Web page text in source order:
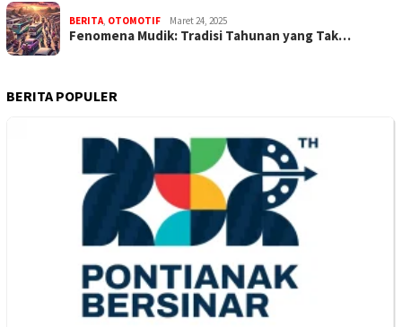
BERITA, OTOMOTIF Maret 24, 2025
Fenomena Mudik: Tradisi Tahunan yang Tak…
BERITA POPULER